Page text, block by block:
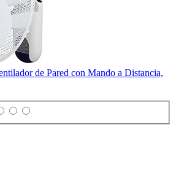
de Pared con Mando a Distancia,